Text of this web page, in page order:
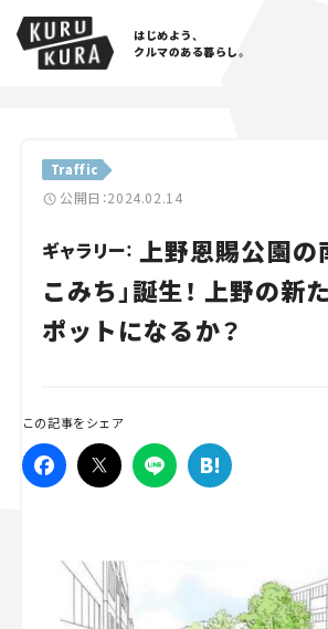
はじめよう、
クルマのある暮らし。
Traffic
公開日：2024.02.14
ギャラリー： 上野恩賜公園の
こみち」誕生！ 上野の新
ポットになるか？
この記事をシェア
Cars
Lifestyle
Traffic
Special
Campaign
人気のハッシュタグ